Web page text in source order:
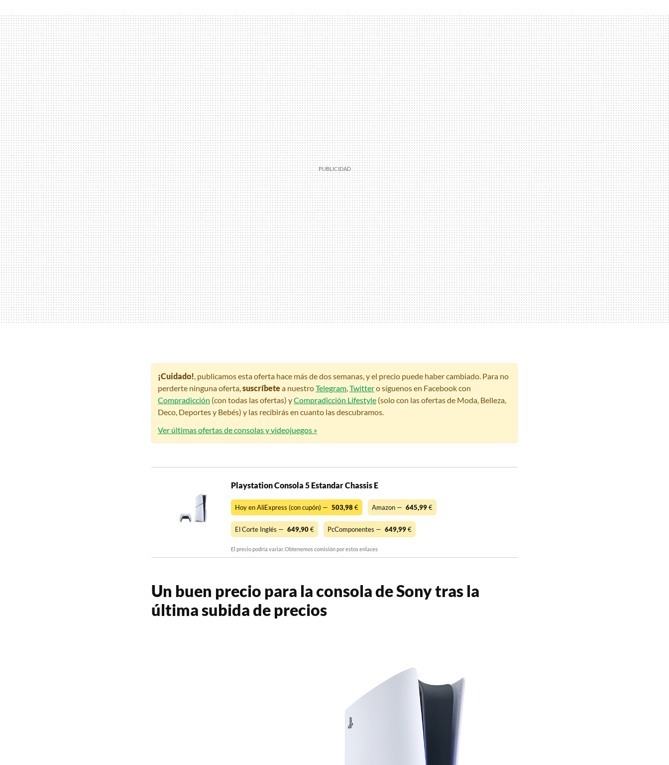
¡Cuidado! , publicamos esta oferta hace más de dos semanas, y el precio puede haber cambiado. Para no
perderte ninguna oferta, suscríbetea nuestroTelegram Twittero síguenos en Facebook con
Compradicción (con todas las ofertas) yCompradicción Lifestyle (solo con las ofertas de Moda, Belleza,
Deco, Deportes y Bebés) y las recibirás en cuanto las descubramos.
Ver últimas ofertas de consolas y videojuegos »
Playstation Consola 5 Estandar Chassis E
Hoy en AliExpress (con cupón) — 503,98 € Amazon — 645,99€
El Corte Inglés — 649,90€ PcComponentes — 649,99€
El precio podría variar. Obtenemos comisión por estos enlaces
Un buen precio para la consola de Sony tras la
última subida de precios